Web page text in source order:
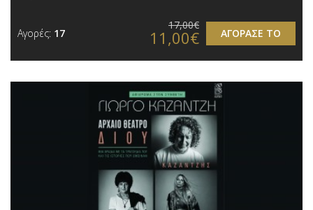
Αγορές: 17 ΑΓΟΡΑΣΕ ΤΟ
17,00€
11,00€